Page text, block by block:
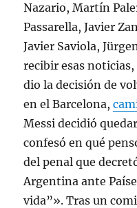
Nazario, Martín
Passarella, Javier
Javier Saviola,
recibir esas noticias,
dio la decisión de
en el Barcelona,
Messi decidió
confesó en qué
del penal que
Argentina ante
vida”». Tras un